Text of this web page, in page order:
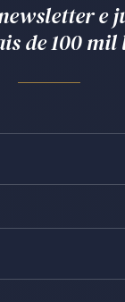
e
de 100